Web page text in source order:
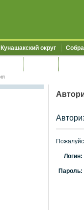
Кунашакский округ
Логин:
Пароль: